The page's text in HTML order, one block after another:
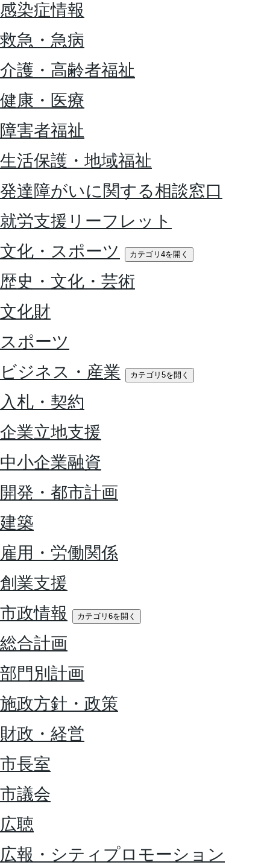
感染症情報
救急・急病
介護・高齢者福祉
健康・医療
障害者福祉
生活保護・地域福祉
発達障がいに関する相談窓口
就労支援リーフレット
文化・スポーツ
カテゴリ4を開く
歴史・文化・芸術
文化財
スポーツ
ビジネス・産業
カテゴリ5を開く
入札・契約
企業立地支援
中小企業融資
開発・都市計画
建築
雇用・労働関係
創業支援
市政情報
カテゴリ6を開く
総合計画
部門別計画
施政方針・政策
財政・経営
市長室
市議会
広聴
広報・シティプロモーション